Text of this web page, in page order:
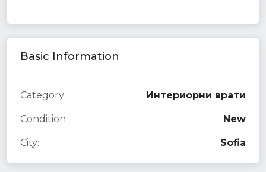
Basic Information
Category: Интериорни врати
Condition: New
City: Sofia